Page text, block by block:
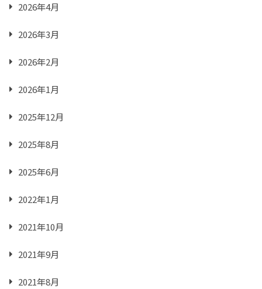
2026年4月
2026年3月
2026年2月
2026年1月
2025年12月
2025年8月
2025年6月
2022年1月
2021年10月
2021年9月
2021年8月